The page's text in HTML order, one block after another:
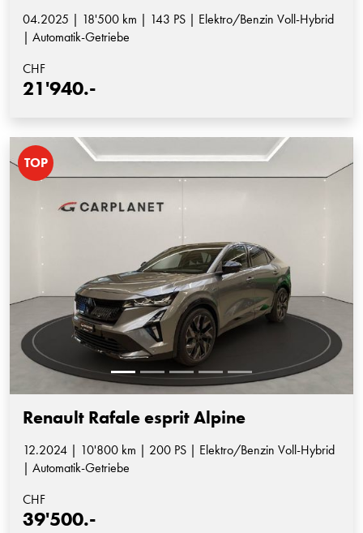
04.2025 | 18'500 km | 143 PS | Elektro/Benzin Voll-Hybrid
| Automatik-Getriebe
CHF
21'940.-
TOP
Renault Rafale esprit Alpine
12.2024 | 10'800 km | 200 PS | Elektro/Benzin Voll-Hybrid
| Automatik-Getriebe
CHF
39'500.-